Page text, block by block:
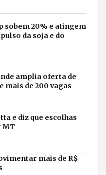
sobem 20% e atingem
da soja e do
amplia oferta de
mais de 200 vagas
e diz que escolhas
MT
mais de R$